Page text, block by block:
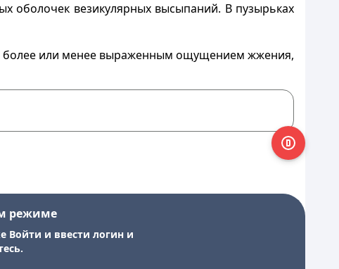
оболочек везикулярных высыпаний. В пузырьках
более или менее выраженным ощущением жжения,
режиме
Войти и ввести логин и